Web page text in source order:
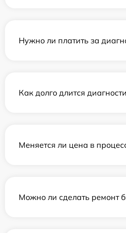
Нужно ли платить за
Как долго длится
Меняется ли цена в
Можно ли сделать ремонт